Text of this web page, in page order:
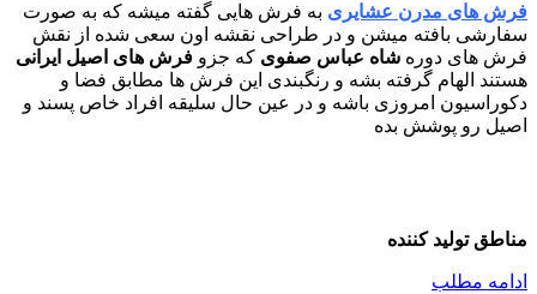
فرش های مدرن عشایری به فرش هایی گفته میشه که به صورت
سفارشی بافته میشن و در طراحی نقشه اون سعی شده از نقش
فرش های دوره شاه عباس صفوی که جزو فرش های اصیل ایرانی
هستند الهام گرفته بشه و رنگبندی این فرش ها مطابق فضا و
دکوراسیون امروزی باشه و در عین حال سلیقه افراد خاص پسند و
اصیل رو پوشش بده
مناطق تولید کننده
ادامه مطلب